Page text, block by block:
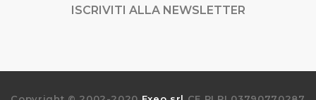
ISCRIVITI ALLA NEWSLETTER